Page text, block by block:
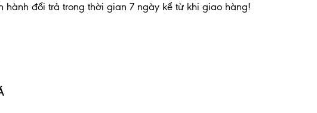
hành đổi trả trong thời gian 7 ngày kể từ khi giao hàng!